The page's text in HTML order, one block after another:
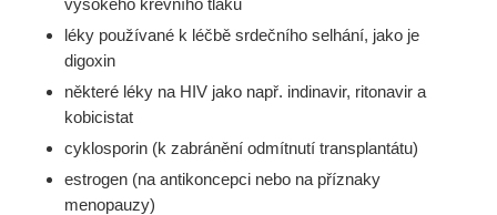
vysokého krevního tlaku
léky používané k léčbě srdečního selhání, jako je
digoxin
některé léky na HIV jako např. indinavir, ritonavir a
kobicistat
cyklosporin (k zabránění odmítnutí transplantátu)
estrogen (na antikoncepci nebo na příznaky
menopauzy)